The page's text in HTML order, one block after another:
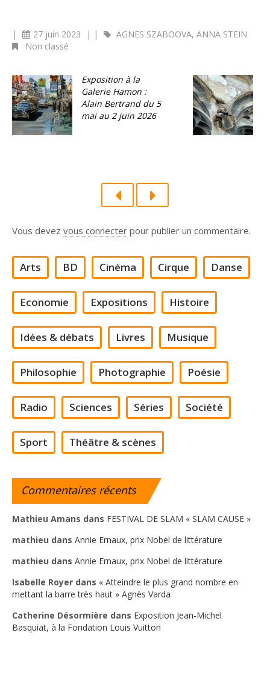
| 27 juin 2023 | | AGNES SZABOOVA, ANNA STEIN
Non classé
Exposition à la
Galerie Hamon :
Alain Bertrand du 5
mai au 2 juin 2026
Vous devez vous connecter pour publier un commentaire.
Arts BD Cinéma Cirque Danse
Economie Expositions Histoire
Idées & débats Livres Musique
Philosophie Photographie Poésie
Radio Sciences Séries Société
Sport Théâtre & scènes
Commentairesrécents
Mathieu Amans dans FESTIVAL DE SLAM « SLAM CAUSE »
mathieu dans Annie Ernaux, prix Nobel de littérature
mathieu dans Annie Ernaux, prix Nobel de littérature
Isabelle Royer dans « Atteindre le plus grand nombre en
mettant la barre très haut » Agnès Varda
Catherine Désormière dans Exposition Jean-Michel
Basquiat, à la Fondation Louis Vuitton